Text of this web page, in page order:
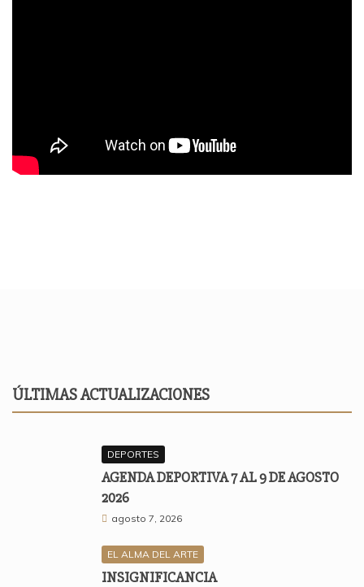
ÚLTIMAS ACTUALIZACIONES
DEPORTES
AGENDA DEPORTIVA 7 AL 9 DE AGOSTO
2026
agosto 7, 2026
EL ALMA DEL ARTE
INSIGNIFICANCIA